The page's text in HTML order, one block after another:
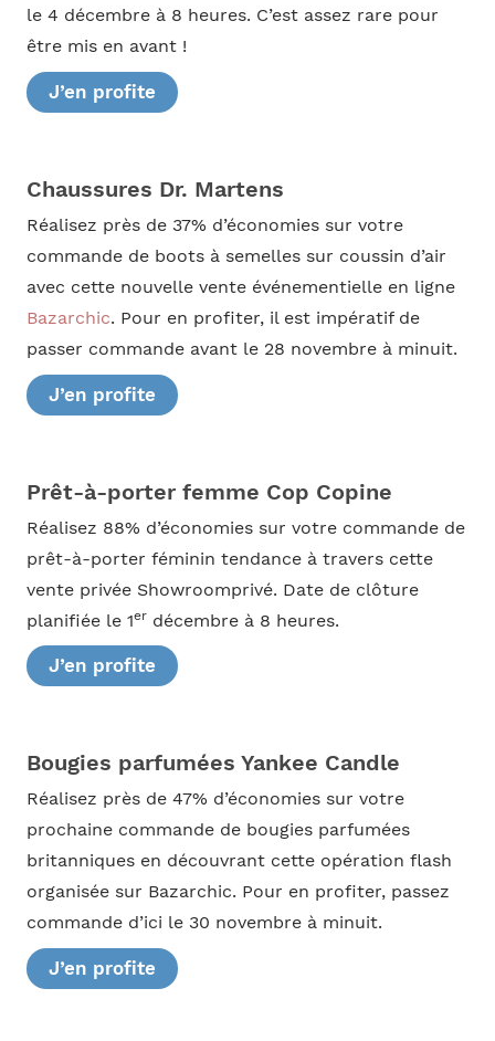
le 4 décembre à 8 heures. C’est assez rare pour
être mis en avant !
J’en profite
Chaussures Dr. Martens
Réalisez près de 37% d’économies sur votre
commande de boots à semelles sur coussin d’air
avec cette nouvelle vente événementielle en ligne
Bazarchic. Pour en profiter, il est impératif de
passer commande avant le 28 novembre à minuit.
J’en profite
Prêt-à-porter femme Cop Copine
Réalisez 88% d’économies sur votre commande de
prêt-à-porter féminin tendance à travers cette
vente privée Showroomprivé. Date de clôture
planifiée le 1erdécembre à 8 heures.
J’en profite
Bougies parfumées Yankee Candle
Réalisez près de 47% d’économies sur votre
prochaine commande de bougies parfumées
britanniques en découvrant cette opération flash
organisée sur Bazarchic. Pour en profiter, passez
commande d’ici le 30 novembre à minuit.
J’en profite